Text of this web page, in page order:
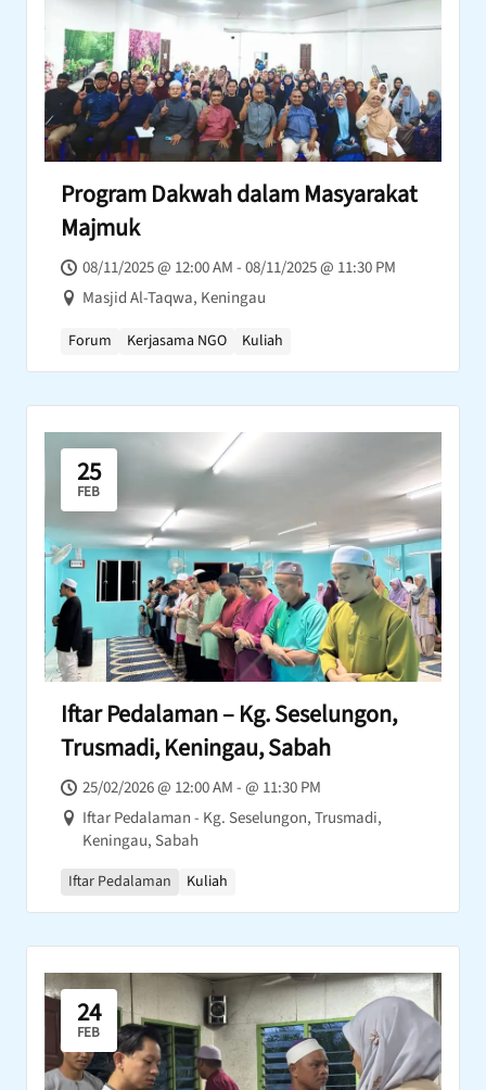
Program Dakwah dalam Masyarakat
Majmuk
08/11/2025 @ 12:00 AM - 08/11/2025 @ 11:30 PM
Masjid Al-Taqwa, Keningau
Forum Kerjasama NGO Kuliah
25
FEB
Iftar Pedalaman – Kg. Seselungon,
Trusmadi, Keningau, Sabah
25/02/2026 @ 12:00 AM - @ 11:30 PM
Iftar Pedalaman - Kg. Seselungon, Trusmadi,
Keningau, Sabah
Iftar Pedalaman Kuliah
24
FEB